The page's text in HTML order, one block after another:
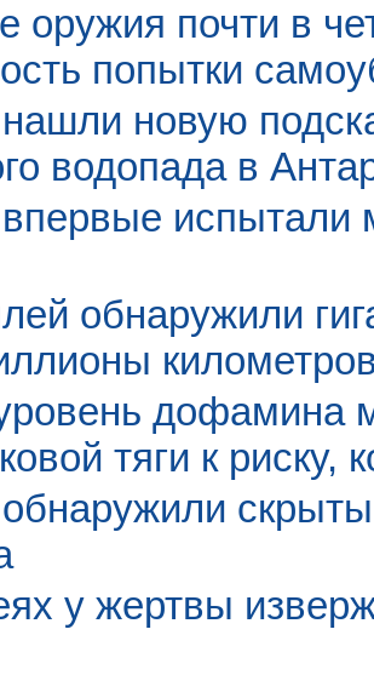
оружия почти в
попытки
новую
водопада в
испытали
обнаружили
дофамина
тяги к риску,
у жертвы